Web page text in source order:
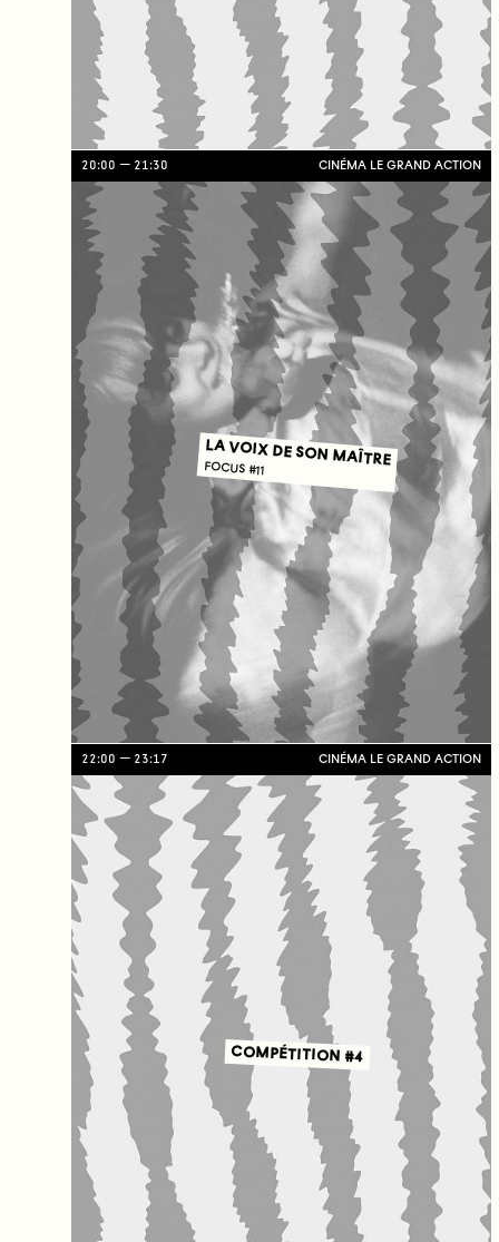
20:00 21:30 CINÉMA LE GRAND ACTION
LA VOIX DE SON MAÎTRE
FOCUS #11
22:00 23:17 CINÉMA LE GRAND ACTION
COMPÉTITION #4